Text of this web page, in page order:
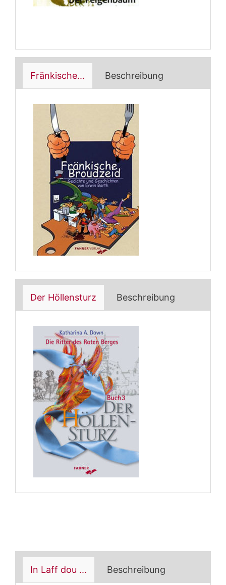
Fränkische... Beschreibung
Der Höllensturz Beschreibung
In Laff dou ... Beschreibung